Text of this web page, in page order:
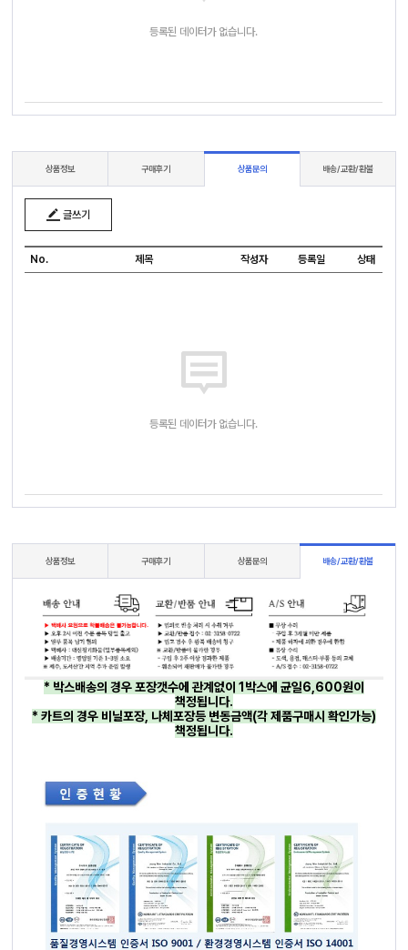
등록된 데이터가 없습니다.
상품정보 구매후기 상품문의 배송/교환/환불
글쓰기
No. 제목 작성자 등록일 상태
등록된 데이터가 없습니다.
상품정보 구매후기 상품문의 배송/교환/환불
* 박스배송의 경우 포장갯수에 관계없이 1박스에 균일6,600원이
책정됩니다.
* 카트의 경우 비닐포장, 나체포장등 변동금액(각 제품구매시 확인가능)
책정됩니다.